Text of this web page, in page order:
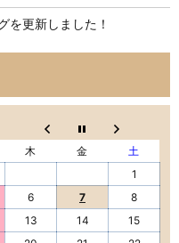
を更新しました！
木 金
土
1
6 7
8
13 14
15